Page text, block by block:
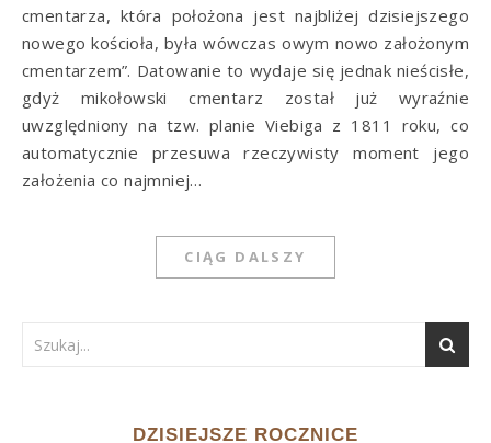
cmentarza, która położona jest najbliżej dzisiejszego
nowego kościoła, była wówczas owym nowo założonym
cmentarzem”. Datowanie to wydaje się jednak nieścisłe,
gdyż mikołowski cmentarz został już wyraźnie
uwzględniony na tzw. planie Viebiga z 1811 roku, co
automatycznie przesuwa rzeczywisty moment jego
założenia co najmniej…
CIĄG DALSZY
DZISIEJSZE ROCZNICE